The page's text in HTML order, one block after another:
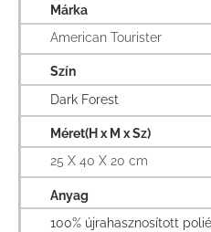
Márka
American Tourister
Szín
Dark Forest
Méret(H x M x Sz)
25 X 40 X 20 cm
Anyag
100% újrahasznosított